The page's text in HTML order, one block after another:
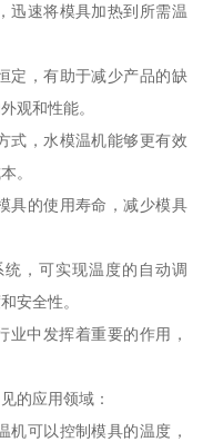
迅速将模具加热到所需温
定，有助于减少产品的缺
观和性能。
式，水模温机能够更有效
。
具的使用寿命，减少模具
，可实现温度的自动调
安全性。
业中发挥着重要的作用，
的应用领域：
机可以控制模具的温度，